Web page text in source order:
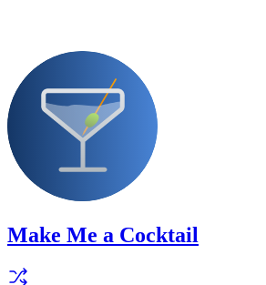
Make Me a Cocktail